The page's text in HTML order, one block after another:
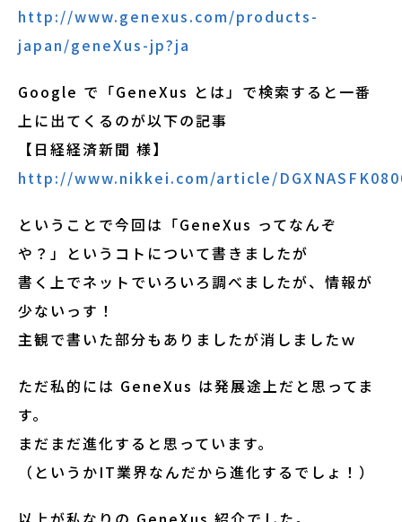
http://www.genexus.com/products-
japan/geneXus-jp?ja
Google で「GeneXus とは」で検索すると一番
上に出てくるのが以下の記事
【日経経済新聞 様】
http://www.nikkei.com/article/
ということで今回は「GeneXus ってなんぞ
や？」というコトについて書きましたが
書く上でネットでいろいろ調べましたが、情報が
少ないっす！
主観で書いた部分もありましたが消しましたｗ
ただ私的には GeneXus は発展途上だと思ってま
す。
まだまだ進化すると思っています。
（というかIT業界なんだから進化するでしょ！）